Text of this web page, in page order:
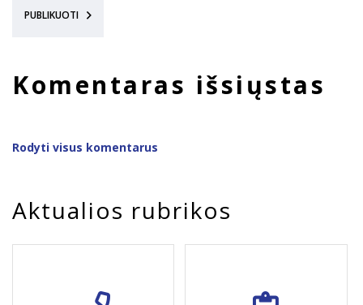
PUBLIKUOTI
Komentaras išsiųstas
Rodyti visus komentarus
Aktualios rubrikos